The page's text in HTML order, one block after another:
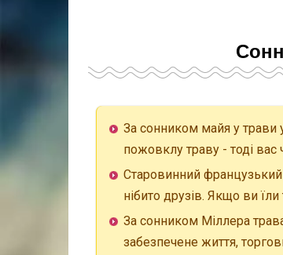
За сонником майя у трави
пожовклу траву - тоді
Старовинний французький
нібито друзів. Якщо ви
За сонником Міллера
забезпечене життя,